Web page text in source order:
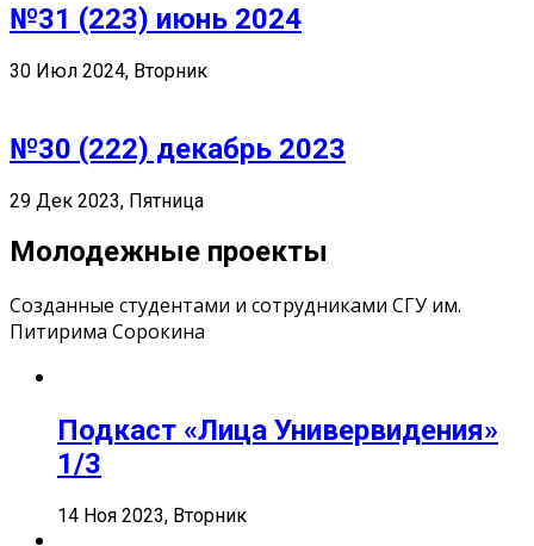
№31 (223) июнь 2024
30 Июл 2024, Вторник
№30 (222) декабрь 2023
29 Дек 2023, Пятница
Молодежные проекты
Созданные студентами и сотрудниками СГУ им.
Питирима Сорокина
Подкаст «Лица Универвидения»
1/3
14 Ноя 2023, Вторник